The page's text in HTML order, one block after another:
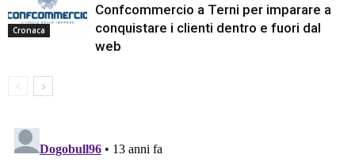
Cronaca
Confcommercio a Terni per imparare a
conquistare i clienti dentro e fuori dal
web